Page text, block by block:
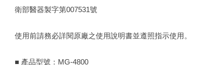
衛部醫器製字第007531號
使用前請務必詳閱原廠之使用說明書並遵照指示使用。
■ 產品型號：MG-4800